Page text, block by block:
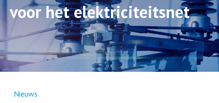
voor het elektriciteitsnet
Nieuws